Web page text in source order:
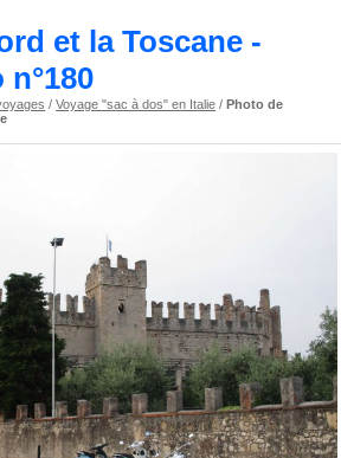
et la Toscane -
n°180
/Voyage "sac à dos" en Italie /Photo de